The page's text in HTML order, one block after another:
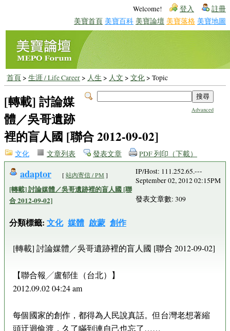
Welcome! 登入 註冊
美寶首頁 美寶百科 美寶論壇 美寶落格 美寶地圖
首頁> 生涯 / Life Career> 人生 > 人文 > 文化> Topic
Advanced
[轉載] 討論媒
體／吳哥遺跡
裡的盲人國 [聯合 2012-09-02]
文化 文章列表 發表文章 PDF 列印（下載）
adaptor [站內寄信 / PM ]
[轉載] 討論媒體／吳哥遺跡裡的盲人國 [聯
合 2012-09-02]
分類標籤: 文化 媒體 啟蒙 創作
IP/Host: 111.252.65.---
September 02, 2012 02:15PM
發表文章數: 309
[轉載] 討論媒體／吳哥遺跡裡的盲人國 [聯合 2012-09-02]
【聯合報╱盧郁佳（台北）】
2012.09.02 04:24 am
每個國家的創作，都得為人民說真話。但台灣老想著縮
頭迂迴偷渡，久了瞞到連自己也忘了……